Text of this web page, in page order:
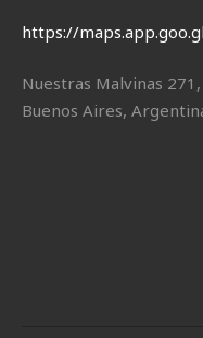
https://
Nuestras Malvinas
Buenos Aires,